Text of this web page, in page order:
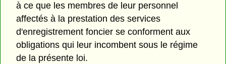
à ce que les membres de leur personnel
affectés à la prestation des services
d'enregistrement foncier se conforment aux
obligations qui leur incombent sous le régime
de la présente loi.